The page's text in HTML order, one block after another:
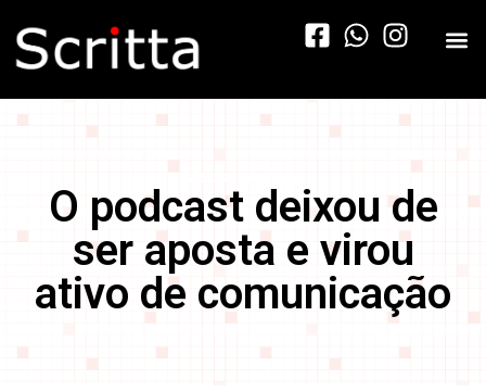
O podcast deixou de
ser aposta e virou
ativo de comunicação